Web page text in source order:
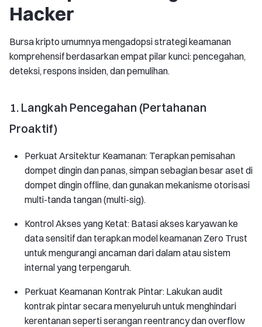
Hacker
Bursa kripto umumnya mengadopsi strategi keamanan
komprehensif berdasarkan empat pilar kunci: pencegahan,
deteksi, respons insiden, dan pemulihan.
1. Langkah Pencegahan (Pertahanan
Proaktif)
Perkuat Arsitektur Keamanan: Terapkan pemisahan
dompet dingin dan panas, simpan sebagian besar aset di
dompet dingin offline, dan gunakan mekanisme otorisasi
multi-tanda tangan (multi-sig).
Kontrol Akses yang Ketat: Batasi akses karyawan ke
data sensitif dan terapkan model keamanan Zero Trust
untuk mengurangi ancaman dari dalam atau sistem
internal yang terpengaruh.
Perkuat Keamanan Kontrak Pintar: Lakukan audit
kontrak pintar secara menyeluruh untuk menghindari
kerentanan seperti serangan reentrancy dan overflow